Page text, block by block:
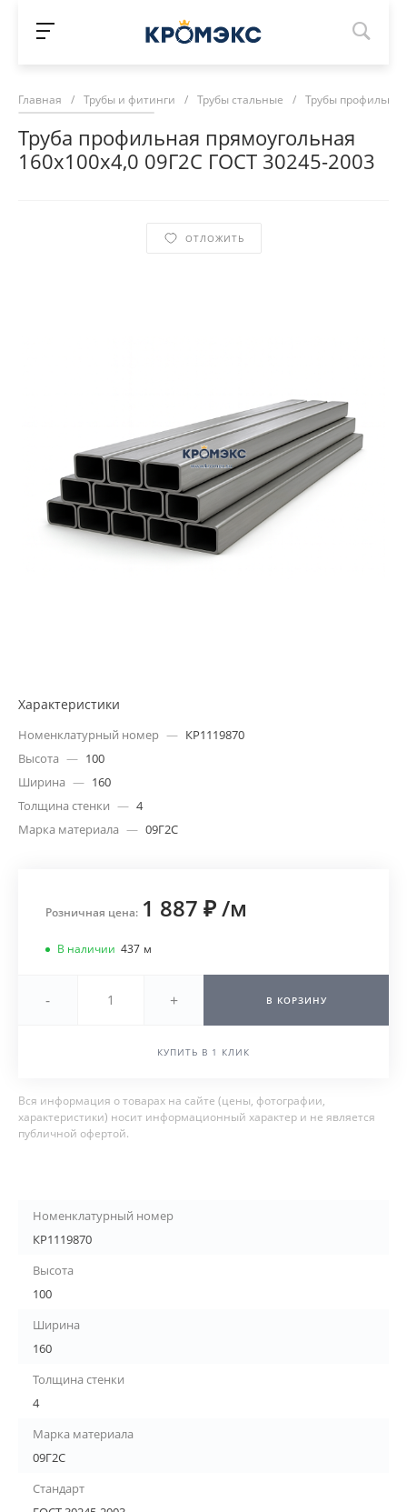
Главная / Трубы и фитинги / Трубы стальные / Трубы
Труба профильная прямоугольная
160х100х4,0 09Г2С ГОСТ 30245-2003
ОТЛОЖИТЬ
Характеристики
Номенклатурный номер — КР1119870
Высота — 100
Ширина — 160
Толщина стенки — 4
Марка материала — 09Г2С
Розничная цена: 1 887 ₽/м
В наличии 437 м
- + В КОРЗИНУ
КУПИТЬ В 1 КЛИК
Вся информация о товарах на сайте (цены, фотографии,
характеристики) носит информационный характер и не является
публичной офертой.
Номенклатурный номер
КР1119870
Высота
100
Ширина
160
Толщина стенки
4
Марка материала
09Г2С
Стандарт